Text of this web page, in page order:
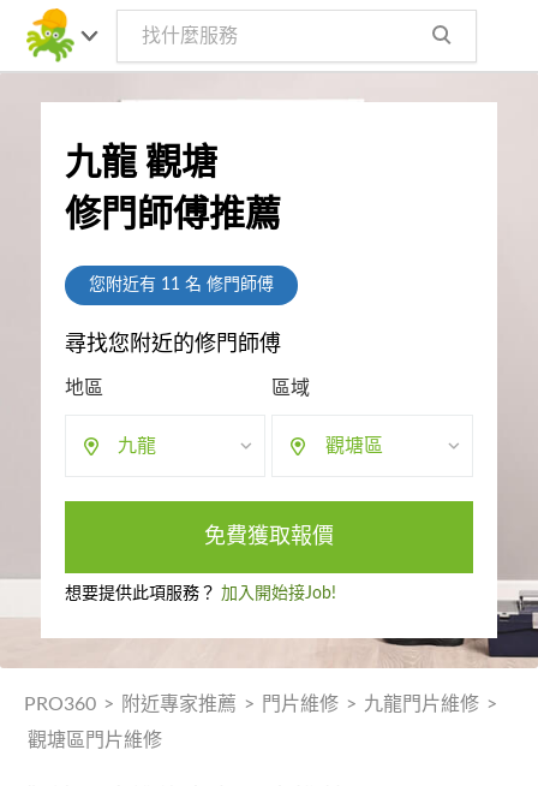
九龍 觀塘
修門師傅推薦
您附近有 11名 修門師傅
尋找您附近的修門師傅
地區
九龍
區域
觀塘區
免費獲取報價
想要提供此項服務？ 加入開始接Job!
PRO360 > 附近專家推薦 > 門片維修 > 九龍門片維修 >
觀塘區門片維修